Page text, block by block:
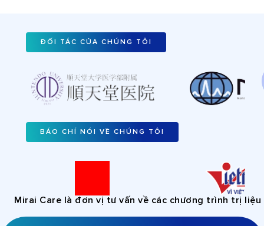
ĐỐI TÁC CỦA CHÚNG TÔI
BÁO CHÍ NÓI VỀ CHÚNG TÔI
Mirai Care là đơn vị tư vấn về các chương trình trị